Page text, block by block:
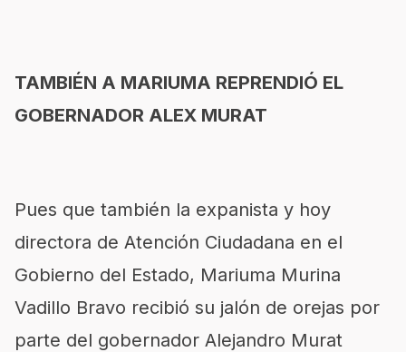
TAMBIÉN A MARIUMA REPRENDIÓ EL
GOBERNADOR ALEX MURAT
Pues que también la expanista y hoy
directora de Atención Ciudadana en el
Gobierno del Estado, Mariuma Murina
Vadillo Bravo recibió su jalón de orejas por
parte del gobernador Alejandro Murat